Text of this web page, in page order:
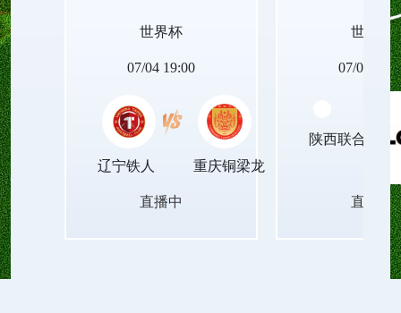
每一次观赛瞬间，都能被清晰珍藏，成为岁月里温
暖的印记！
世界杯
07/04 19:00
辽宁铁人 重庆铜梁龙
直播中
世界杯
07/04
陕西联合月亮
直播中